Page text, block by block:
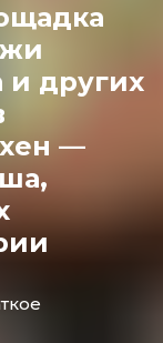
других
—